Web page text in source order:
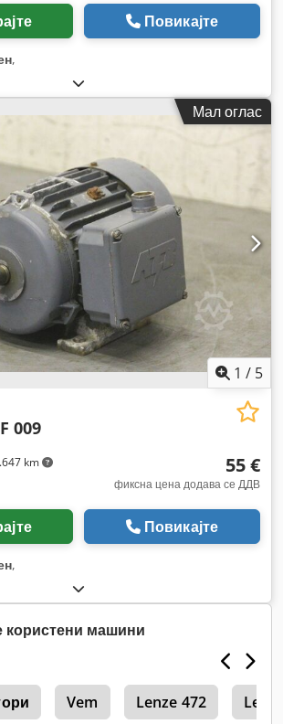
Повикајте
,
Мал оглас
1 / 5
km
009
55 €
фиксна цена додава се ДДВ
Повикајте
,
користени машини
Vem Lenze 472